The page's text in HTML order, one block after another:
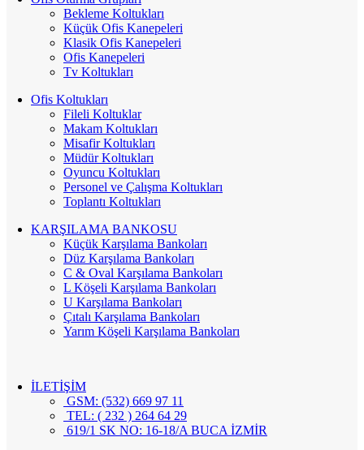
Bekleme Koltukları
Küçük Ofis Kanepeleri
Klasik Ofis Kanepeleri
Ofis Kanepeleri
Tv Koltukları
Ofis Koltukları
Fileli Koltuklar
Makam Koltukları
Misafir Koltukları
Müdür Koltukları
Oyuncu Koltukları
Personel ve Çalışma Koltukları
Toplantı Koltukları
KARŞILAMA BANKOSU
Küçük Karşılama Bankoları
Düz Karşılama Bankoları
C & Oval Karşılama Bankoları
L Köşeli Karşılama Bankoları
U Karşılama Bankoları
Çıtalı Karşılama Bankoları
Yarım Köşeli Karşılama Bankoları
İLETİŞİM
GSM: (532) 669 97 11
TEL: ( 232 ) 264 64 29
619/1 SK NO: 16-18/A BUCA İZMİR